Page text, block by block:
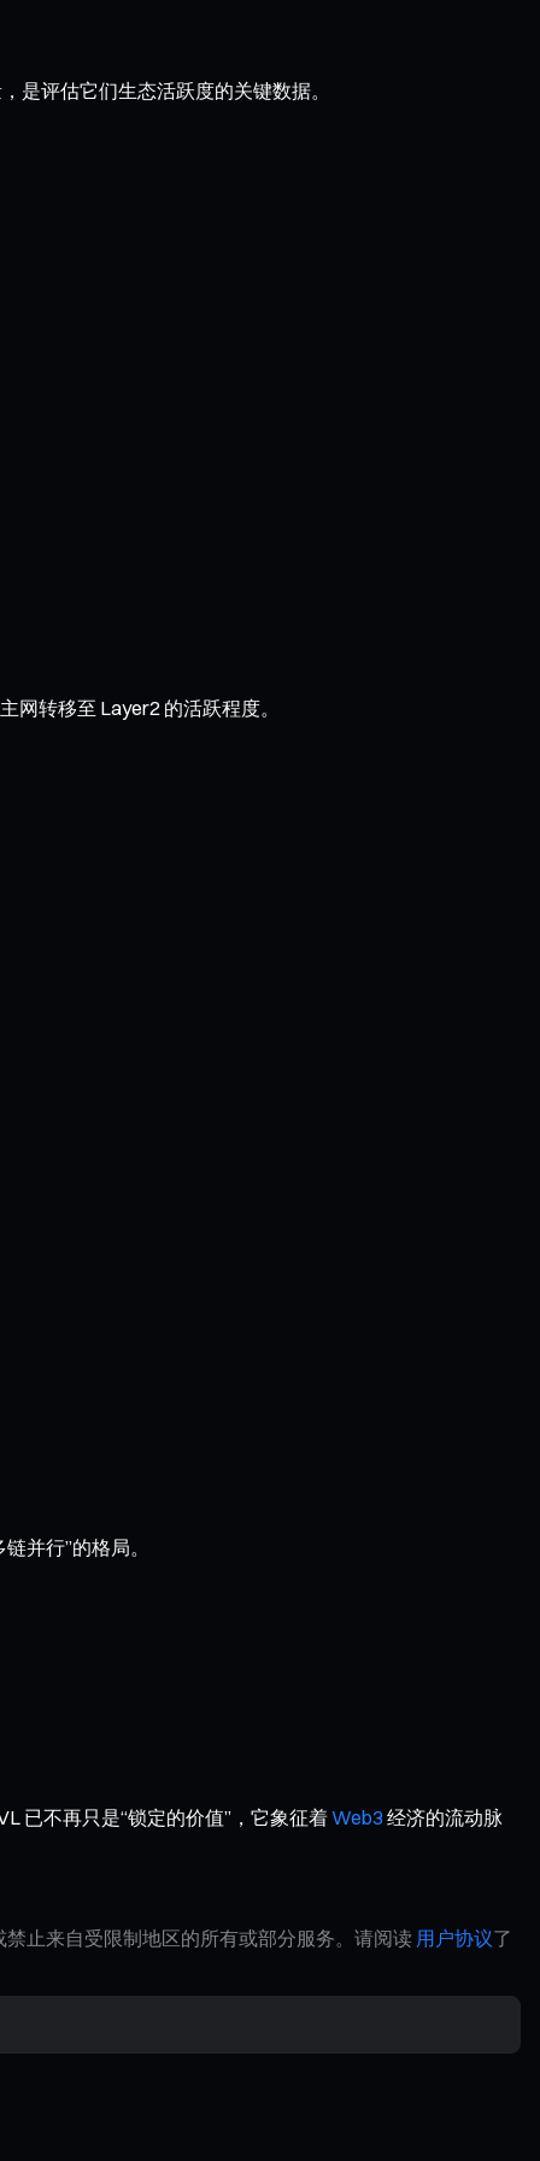
是评估它们生态活跃度的关键数据。
网转移至 Layer2 的活跃程度。
并行”的格局。
已不再只是“锁定的价值”，它象征着Web3 经济的流动脉
止来自受限制地区的所有或部分服务。请阅读 用户协议了